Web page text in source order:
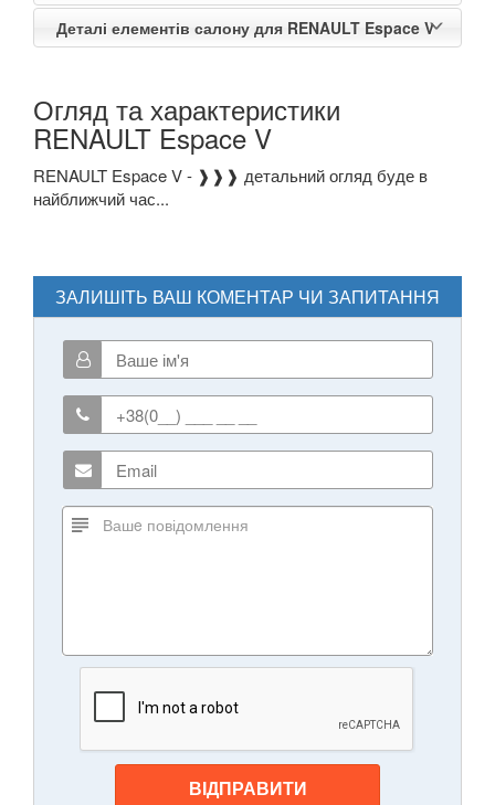
Деталі елементів салону для RENAULT Espace V
Огляд та характеристики
RENAULT Espace V
RENAULT Espace V - ❱❱❱ детальний огляд буде в
найближчий час...
ЗАЛИШІТЬ ВАШ КОМЕНТАР ЧИ ЗАПИТАННЯ
ВІДПРАВИТИ